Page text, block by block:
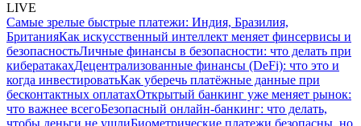
LIVE
Самые зрелые быстрые платежи: Индия, Бразилия,
БританияКак искусственный интеллект меняет финсервисы и
безопасностьЛичные финансы в безопасности: что делать при
кибератакахДецентрализованные финансы (DeFi): что это и
когда инвестироватьКак уберечь платёжные данные при
бесконтактных оплатахОткрытый банкинг уже меняет рынок:
что важнее всегоБезопасный онлайн-банкинг: что делать,
чтобы деньги не ушлиБиометрические платежи безопасны, но